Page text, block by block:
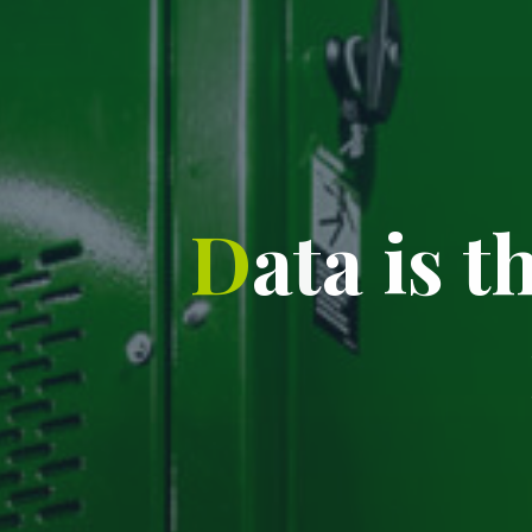
Data is
s t